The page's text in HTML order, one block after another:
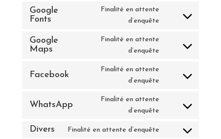
service
Google
Fonts
Finalité en attente
d’enquête
Consent
service
Google
Maps
Finalité en attente
d’enquête
Consent
service
Facebook
Finalité en attente
d’enquête
Consent
service
WhatsApp
Finalité en attente
d’enquête
Consent
service
Divers Finalité en attente d’enquête
Consent